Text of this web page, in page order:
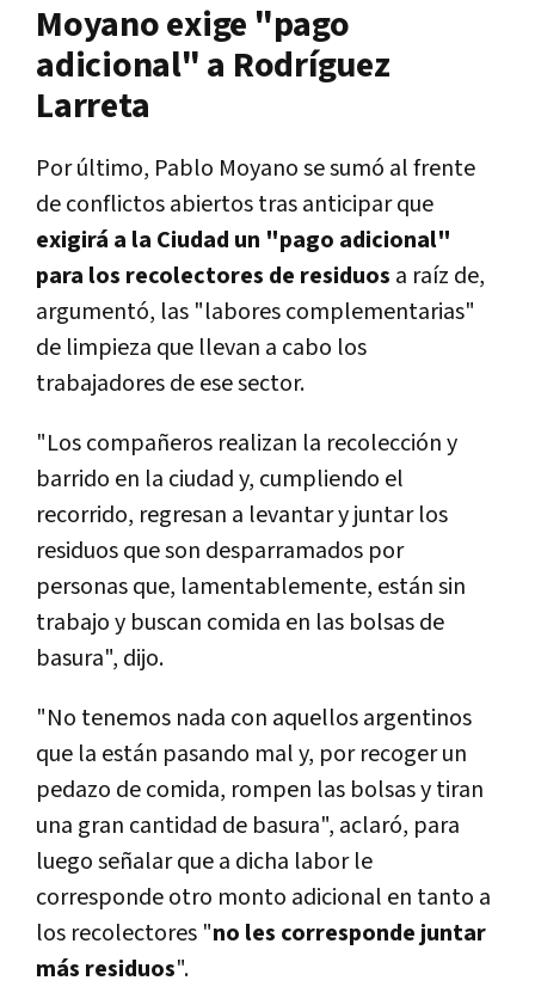
Moyano exige "pago
adicional" a Rodríguez
Larreta
Por último, Pablo Moyano se sumó al frente
de conflictos abiertos tras anticipar que
exigirá a la Ciudad un "pago adicional"
para los recolectores de residuos a raíz de,
argumentó, las "labores complementarias"
de limpieza que llevan a cabo los
trabajadores de ese sector.
"Los compañeros realizan la recolección y
barrido en la ciudad y, cumpliendo el
recorrido, regresan a levantar y juntar los
residuos que son desparramados por
personas que, lamentablemente, están sin
trabajo y buscan comida en las bolsas de
basura", dijo.
"No tenemos nada con aquellos argentinos
que la están pasando mal y, por recoger un
pedazo de comida, rompen las bolsas y tiran
una gran cantidad de basura", aclaró, para
luego señalar que a dicha labor le
corresponde otro monto adicional en tanto a
los recolectores "no les corresponde juntar
más residuos".